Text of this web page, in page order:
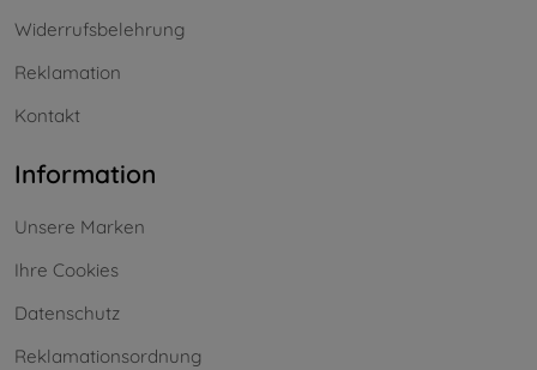
Widerrufsbelehrung
Reklamation
Kontakt
Information
Unsere Marken
Ihre Cookies
Datenschutz
Reklamationsordnung